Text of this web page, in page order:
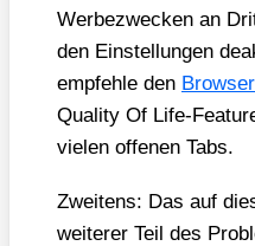
Wer­be­zwe­cken an
den Ein­stel­lun­gen
emp­feh­le den
Qua­li­ty Of Life-
vie­len offe­nen Tabs.
Zwei­tens: Das auf
wei­te­rer Teil des